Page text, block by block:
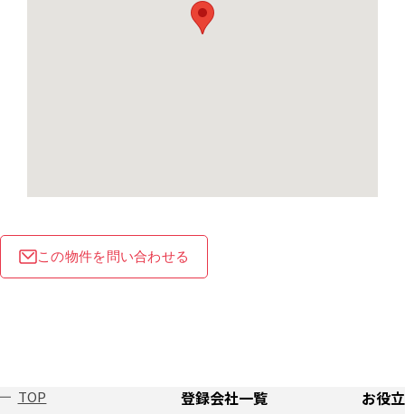
この物件を問い合わせる
TOP 登録会社一覧 お役